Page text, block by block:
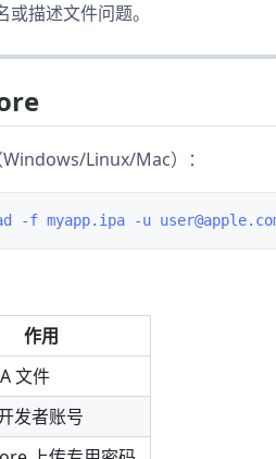
描述文件问题。
Windows/Linux/Mac）：
作用
文件
发者账号